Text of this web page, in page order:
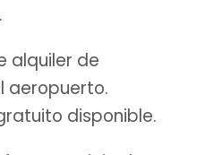
alquiler de
aeropuerto.
disponible.